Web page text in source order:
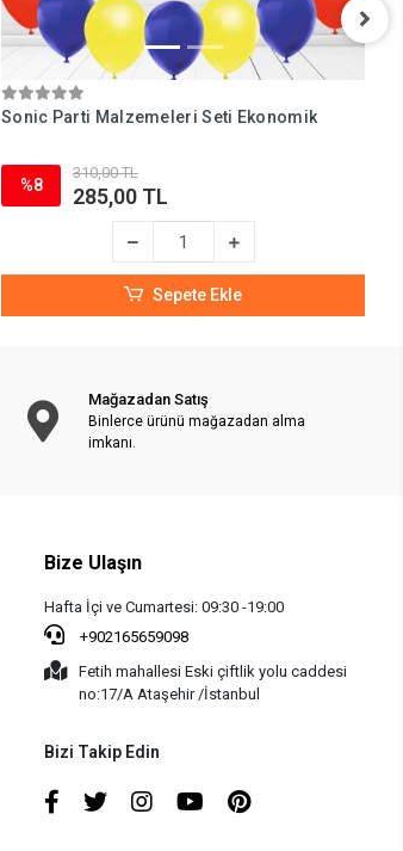
Sonic Parti Malzemeleri Seti Ekonomik
%8
310,00 TL
285,00 TL
Sepete Ekle
Mağazadan Satış
Binlerce ürünü mağazadan alma
imkanı.
Bize Ulaşın
Hafta İçi ve Cumartesi: 09:30 -19:00
+902165659098
Fetih mahallesi Eski çiftlik yolu caddesi
no:17/A Ataşehir /İstanbul
Bizi Takip Edin